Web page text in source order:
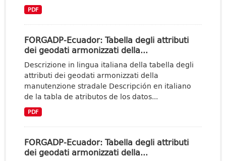
PDF
FORGADP-Ecuador: Tabella degli attributi
dei geodati armonizzati della...
Descrizione in lingua italiana della tabella degli
attributi dei geodati armonizzati della
manutenzione stradale Descripción en italiano
de la tabla de atributos de los datos...
PDF
FORGADP-Ecuador: Tabella degli attributi
dei geodati armonizzati della...